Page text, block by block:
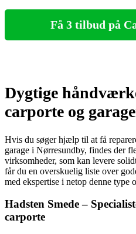
Få 3 tilbud på
Dygtige
carporte og
Hvis du søger hjælp til at få
garage i Nørresundby, findes der
virksomheder, som kan levere
får du en overskuelig liste over
med ekspertise i netop denne type
Hadsten Smede –
carporte